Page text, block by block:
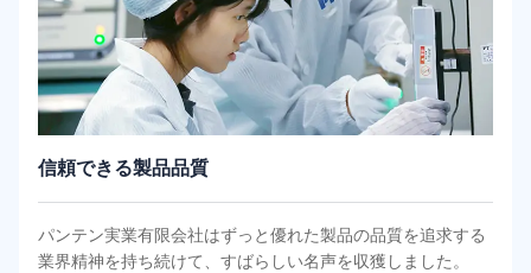
信頼できる製品品質
パンテン実業有限会社はずっと優れた製品の品質を追求する
業界精神を持ち続けて、すばらしい名声を収獲しました。